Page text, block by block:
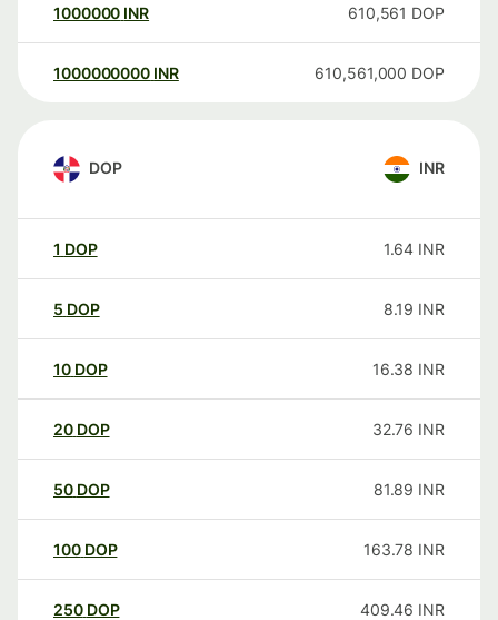
1000000 INR 610,561 DOP
1000000000 INR 610,561,000 DOP
DOP INR
1 DOP 1.64 INR
5 DOP 8.19 INR
10 DOP 16.38 INR
20 DOP 32.76 INR
50 DOP 81.89 INR
100 DOP 163.78 INR
250 DOP 409.46 INR